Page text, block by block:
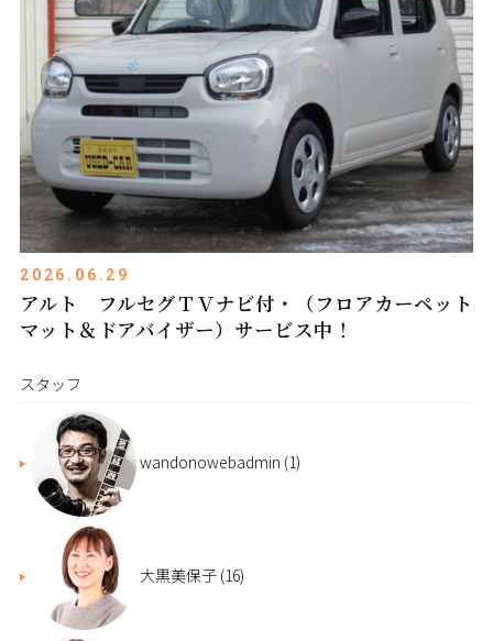
2026.06.29
アルト フルセグＴＶナビ付・（フロアカーペット
マット＆ドアバイザー）サービス中！
スタッフ
wandonowebadmin (1)
大黒美保子 (16)